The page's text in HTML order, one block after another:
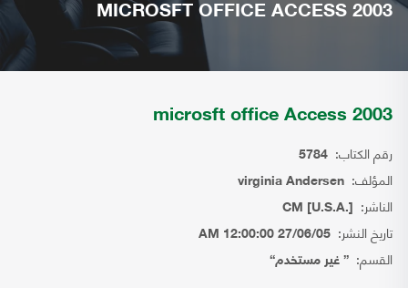
MICROSFT OFFICE ACCESS 2003
microsft office Access 2003
رقم الكتاب: 5784
المؤلف: virginia Andersen
الناشر: CM [U.S.A.]
تاريخ النشر: 27/06/05 12:00:00 AM
القسم: { غير مستخدم}